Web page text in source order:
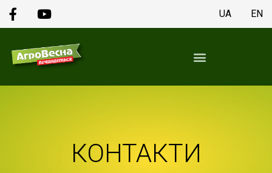
UA EN
КОНТАКТИ